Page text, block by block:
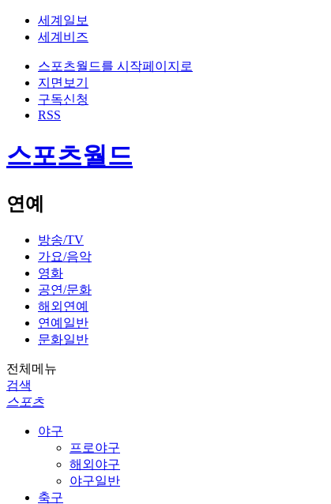
세계일보
세계비즈
스포츠월드를 시작페이지로
지면보기
구독신청
RSS
스포츠월드
연예
방송/TV
가요/음악
영화
공연/문화
해외연예
연예일반
문화일반
전체메뉴
검색
스포츠
야구
프로야구
해외야구
야구일반
축구